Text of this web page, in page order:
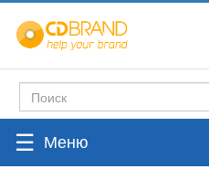
Перейти
основному
Форма
поиска
Поиск
☰